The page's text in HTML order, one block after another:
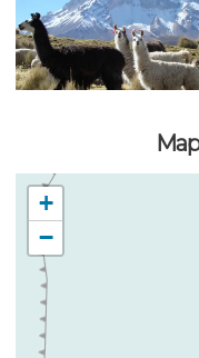
+
−